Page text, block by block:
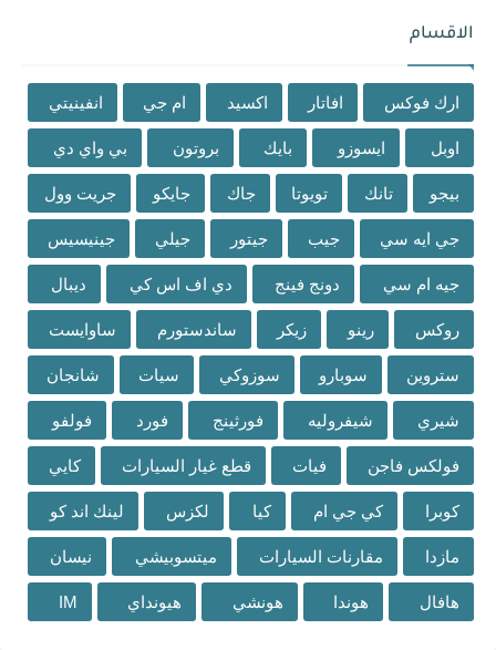
الاقسام
ارك فوكس افاتار اكسيد ام جي انفينيتي
اوبل ايسوزو بايك بروتون بي واي دي
بيجو تانك تويوتا جاك جايكو جريت وول
جي ايه سي جيب جيتور جيلي جينيسيس
جيه ام سي دونج فينج دي اف اس كي ديبال
روكس رينو زيكر ساندستورم ساوايست
ستروين سوبارو سوزوكي سيات شانجان
شيري شيفروليه فورثينج فورد فولفو
فولكس فاجن فيات قطع غيار السيارات كايي
كوبرا كي جي ام كيا لكزس لينك اند كو
مازدا مقارنات السيارات ميتسوبيشي نيسان
هافال هوندا هونشي هيونداي IM